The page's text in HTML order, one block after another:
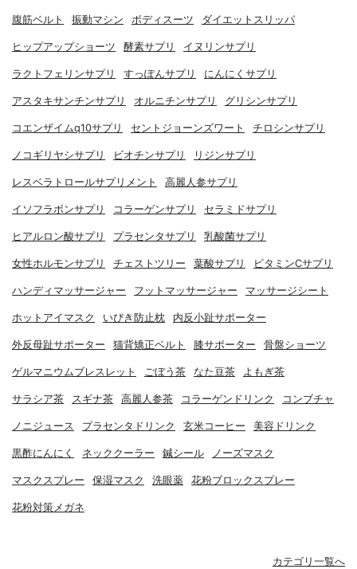
腹筋ベルト 振動マシン ボディスーツ ダイエットスリッパ
ヒップアップショーツ 酵素サプリ イヌリンサプリ
ラクトフェリンサプリ すっぽんサプリ にんにくサプリ
アスタキサンチンサプリ オルニチンサプリ グリシンサプリ
コエンザイムq10サプリ セントジョーンズワート チロシンサプリ
ノコギリヤシサプリ ビオチンサプリ リジンサプリ
レスベラトロールサプリメント 高麗人参サプリ
イソフラボンサプリ コラーゲンサプリ セラミドサプリ
ヒアルロン酸サプリ プラセンタサプリ 乳酸菌サプリ
女性ホルモンサプリ チェストツリー 葉酸サプリ ビタミンCサプリ
ハンディマッサージャー フットマッサージャー マッサージシート
ホットアイマスク いびき防止枕 内反小趾サポーター
外反母趾サポーター 猫背矯正ベルト 膝サポーター 骨盤ショーツ
ゲルマニウムブレスレット ごぼう茶 なた豆茶 よもぎ茶
サラシア茶 スギナ茶 高麗人参茶 コラーゲンドリンク コンブチャ
ノニジュース プラセンタドリンク 玄米コーヒー 美容ドリンク
黒酢にんにく ネッククーラー 鍼シール ノーズマスク
マスクスプレー 保湿マスク 洗眼薬 花粉ブロックスプレー
花粉対策メガネ
カテゴリ一覧へ